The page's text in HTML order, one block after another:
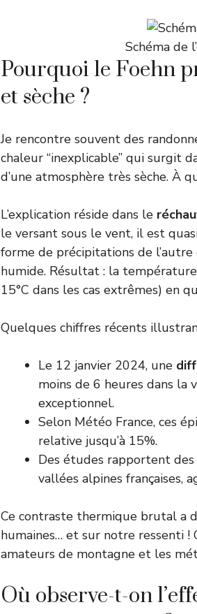
Schéma de
Pourquoi le Foehn
et sèche ?
Je rencontre souvent des
chaleur “inexplicable” qui surgit
d’une atmosphère très sèche. À
L’explication réside dans le
le versant sous le vent, il est
forme de précipitations de l’autre
humide. Résultat : la
15°C dans les cas extrêmes) en
Quelques chiffres récents
Le 12 janvier 2024, une
moins de 6 heures dans la
exceptionnel.
Selon Météo France, ces
relative jusqu’à 15%.
Des études rapportent
vallées alpines françaises,
Ce contraste thermique brutal a
humaines… et sur notre ressenti !
amateurs de montagne et les
Où observe-t-on